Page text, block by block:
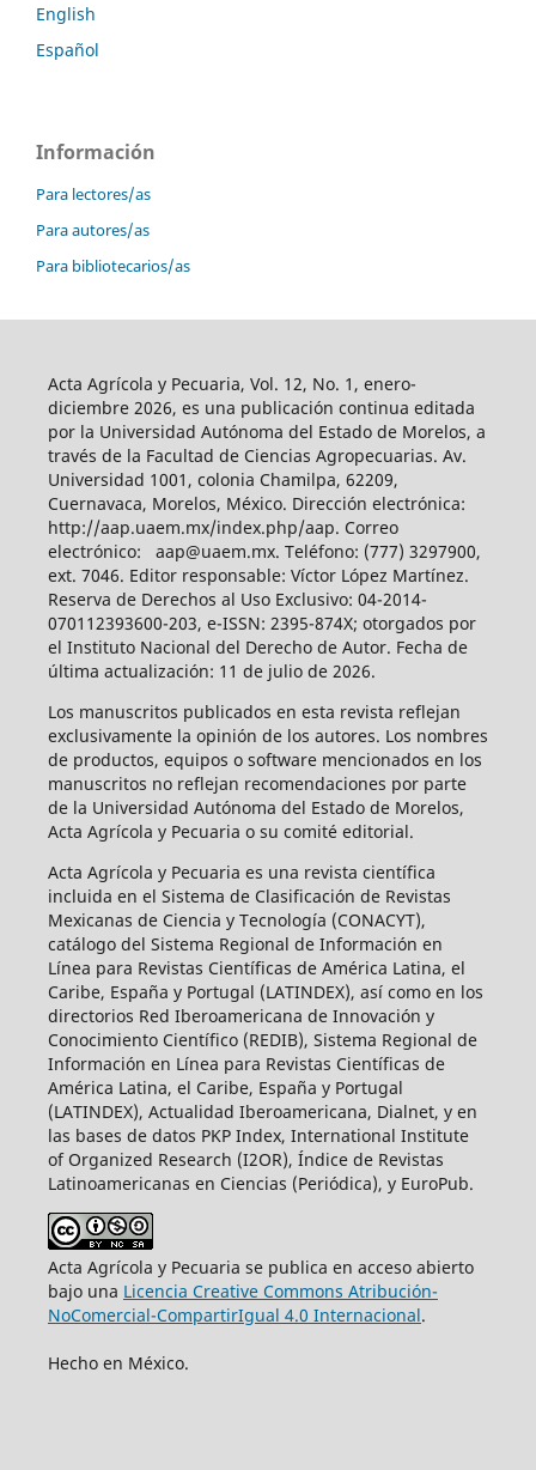
English
Español
Información
Para lectores/as
Para autores/as
Para bibliotecarios/as
Acta Agrícola y Pecuaria, Vol. 12, No. 1, enero-
diciembre 2026, es una publicación continua editada
por la Universidad Autónoma del Estado de Morelos, a
través de la Facultad de Ciencias Agropecuarias. Av.
Universidad 1001, colonia Chamilpa, 62209,
Cuernavaca, Morelos, México. Dirección electrónica:
http://aap.uaem.mx/index.php/aap. Correo
electrónico: aap@uaem.mx. Teléfono: (777) 3297900,
ext. 7046. Editor responsable: Víctor López Martínez.
Reserva de Derechos al Uso Exclusivo: 04-2014-
070112393600-203, e-ISSN: 2395-874X; otorgados por
el Instituto Nacional del Derecho de Autor. Fecha de
última actualización: 11 de julio de 2026.
Los manuscritos publicados en esta revista reflejan
exclusivamente la opinión de los autores. Los nombres
de productos, equipos o software mencionados en los
manuscritos no reflejan recomendaciones por parte
de la Universidad Autónoma del Estado de Morelos,
Acta Agrícola y Pecuaria o su comité editorial.
Acta Agrícola y Pecuaria es una revista científica
incluida en el Sistema de Clasificación de Revistas
Mexicanas de Ciencia y Tecnología (CONACYT),
catálogo del Sistema Regional de Información en
Línea para Revistas Científicas de América Latina, el
Caribe, España y Portugal (LATINDEX), así como en los
directorios Red Iberoamericana de Innovación y
Conocimiento Científico (REDIB), Sistema Regional de
Información en Línea para Revistas Científicas de
América Latina, el Caribe, España y Portugal
(LATINDEX), Actualidad Iberoamericana, Dialnet, y en
las bases de datos PKP Index, International Institute
of Organized Research (I2OR), Índice de Revistas
Latinoamericanas en Ciencias (Periódica), y EuroPub.
Acta Agrícola y Pecuaria se publica en acceso abierto
bajo una Licencia Creative Commons Atribución-
NoComercial-CompartirIgual 4.0 Internacional.
Hecho en México.